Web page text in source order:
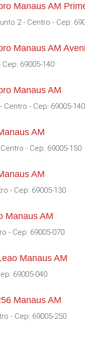
Manaus AM
2 - Centro - Cep:
Manaus AM
69005-140
Manaus AM
- Cep: 69005-140
AM
- Cep: 69005-150
AM
- Cep: 69005-130
Manaus AM
- Cep: 69005-070
Manaus AM
69005-040
Manaus AM
- Cep: 69005-250